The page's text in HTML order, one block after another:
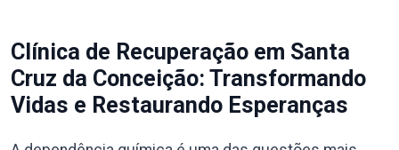
Clínica de Recuperação em Santa
Cruz da Conceição: Transformando
Vidas e Restaurando Esperanças